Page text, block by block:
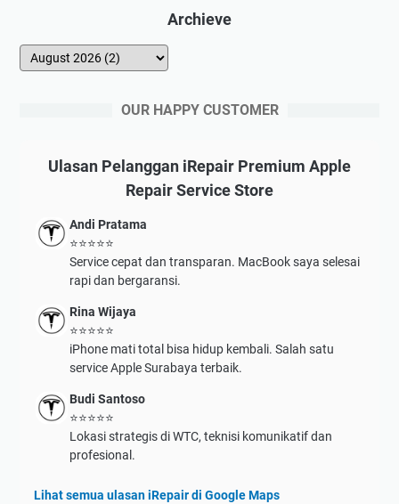
Archieve
OUR HAPPY CUSTOMER
Ulasan Pelanggan iRepair Premium Apple
Repair Service Store
Andi Pratama
⭐⭐⭐⭐⭐
Service cepat dan transparan. MacBook saya selesai
rapi dan bergaransi.
Rina Wijaya
⭐⭐⭐⭐⭐
iPhone mati total bisa hidup kembali. Salah satu
service Apple Surabaya terbaik.
Budi Santoso
⭐⭐⭐⭐⭐
Lokasi strategis di WTC, teknisi komunikatif dan
profesional.
Lihat semua ulasan iRepair di Google Maps